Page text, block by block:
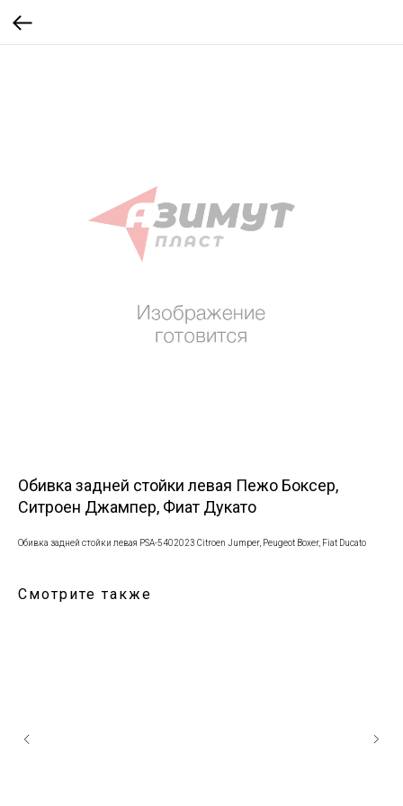
Обивка задней стойки левая Пежо Боксер,
Ситроен Джампер, Фиат Дукато
Обивка задней стойки левая PSA-5402023 Citroen Jumper, Peugeot Boxer, Fiat Ducato
Смотрите также